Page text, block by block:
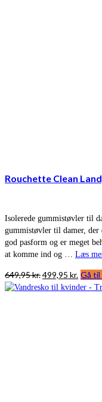
Rouchette Clean
Isolerede gummistøvler til
gummistøvler til damer,
god pasform og er meget
at komme ind og … Læs
649,95kr.Den
oprindelige
499,95 kr. Den
Gå